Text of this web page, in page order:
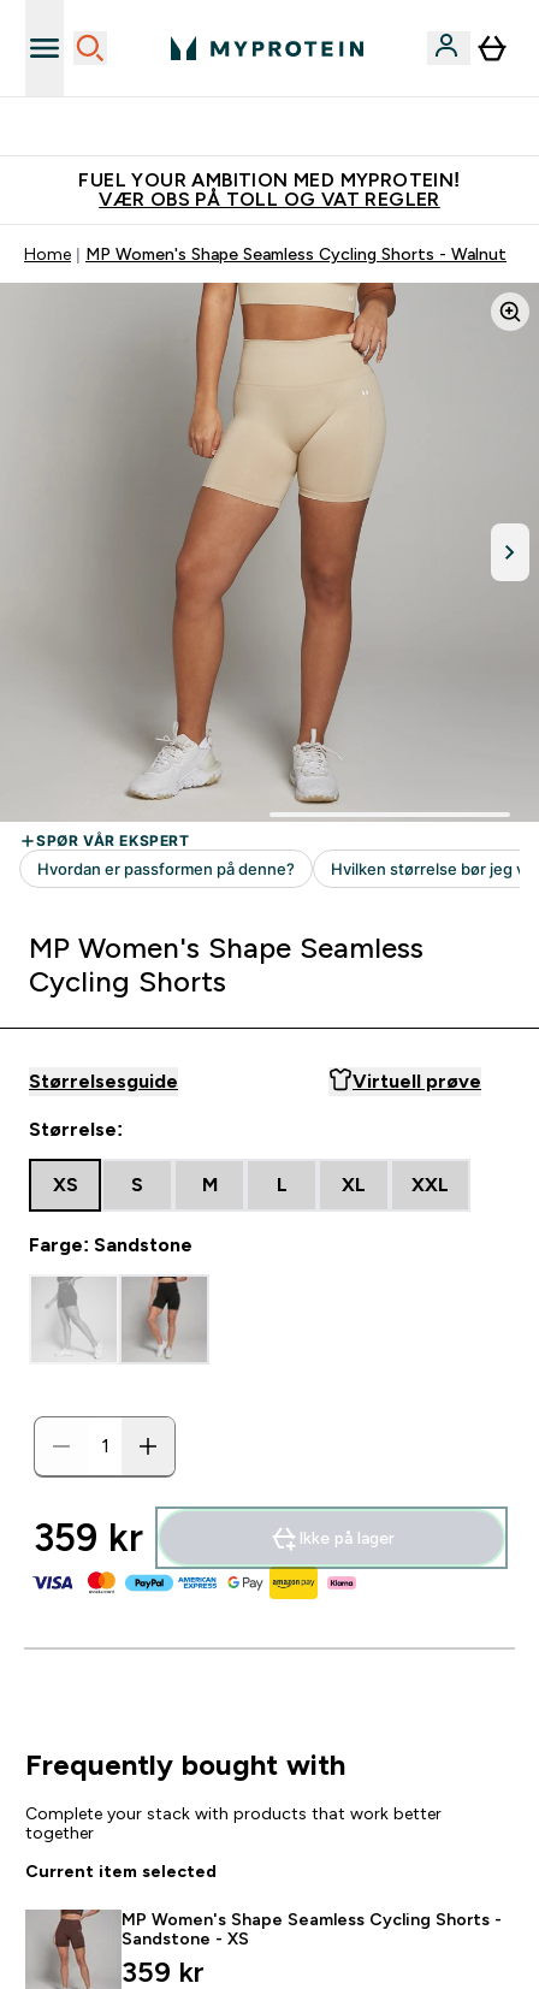
FUEL YOUR AMBITION MED MYPROTEIN!
VÆR OBS PÅ TOLL OG VAT REGLER
Home MP Women's Shape Seamless Cycling Shorts - Walnut
MP Women's Shape Seamless
Cycling Shorts
Størrelsesguide Virtuell prøve
Størrelse:
XS S M L XL XXL
Farge: Sandstone
359 kr‎ Ikke på lager
Frequently bought with
Complete your stack with products that work better
together
Current item selected
MP Women's Shape Seamless Cycling Shorts -
Sandstone - XS
359 kr‎